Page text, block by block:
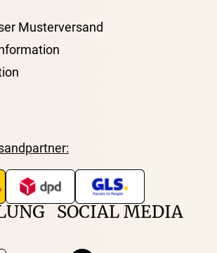
Musterversand
SOCIAL MEDIA